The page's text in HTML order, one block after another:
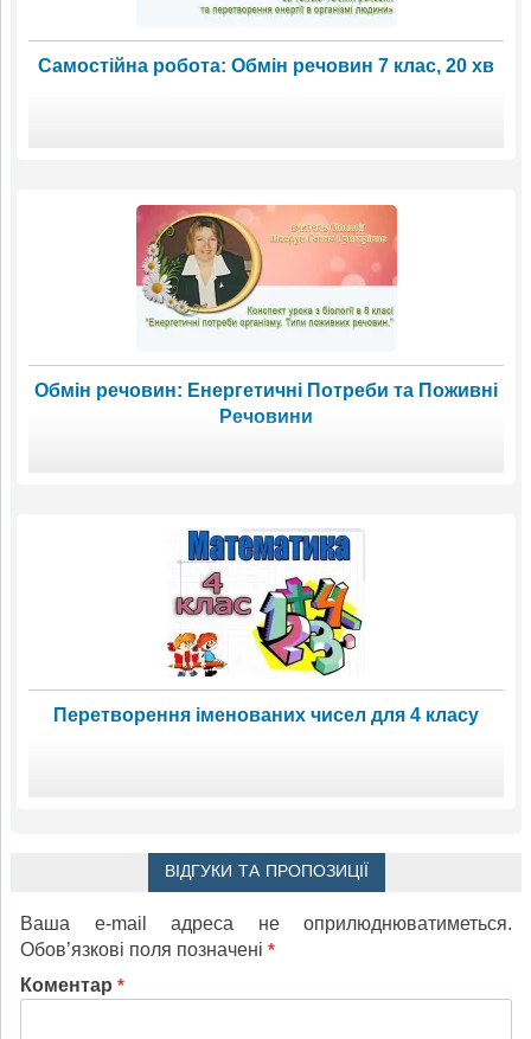
Самостійна робота: Обмін речовин 7 клас, 20 хв
Обмін речовин: Енергетичні Потреби та Поживні
Речовини
Перетворення іменованих чисел для 4 класу
ВІДГУКИ ТА ПРОПОЗИЦІЇ
Ваша e-mail адреса не оприлюднюватиметься.
Обов’язкові поля позначені *
Коментар *